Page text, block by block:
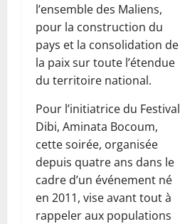
l’ensemble des Maliens,
pour la construction du
pays et la consolidation de
la paix sur toute l’étendue
du territoire national.
Pour l’initiatrice du Festival
Dibi, Aminata Bocoum,
cette soirée, organisée
depuis quatre ans dans le
cadre d’un événement né
en 2011, vise avant tout à
rappeler aux populations